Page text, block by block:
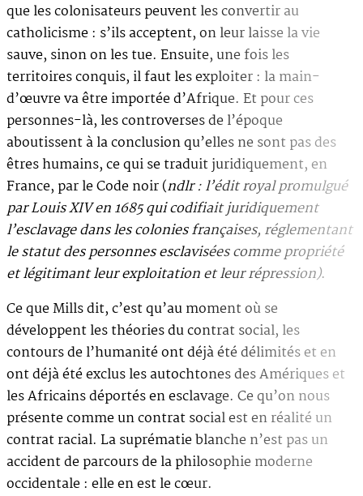
que les colonisateurs peuvent les convertir au
catholicisme : s’ils acceptent, on leur laisse la vie
sauve, sinon on les tue. Ensuite, une fois les
territoires conquis, il faut les exploiter : la main-
d’œuvre va être importée d’Afrique. Et pour ces
personnes-là, les controverses de l’époque
aboutissent à la conclusion qu’elles ne sont pas des
êtres humains, ce qui se traduit juridiquement, en
France, par le Code noir (ndlr : l’édit royal promulgué
par Louis XIV en 1685 qui codifiait juridiquement
l’esclavage dans les colonies françaises, réglementant
le statut des personnes esclavisées comme propriété
et légitimant leur exploitation et leur répression).
Ce que Mills dit, c’est qu’au moment où se
développent les théories du contrat social, les
contours de l’humanité ont déjà été délimités et en
ont déjà été exclus les autochtones des Amériques et
les Africains déportés en esclavage. Ce qu’on nous
présente comme un contrat social est en réalité un
contrat racial. La suprématie blanche n’est pas un
accident de parcours de la philosophie moderne
occidentale : elle en est le cœur.